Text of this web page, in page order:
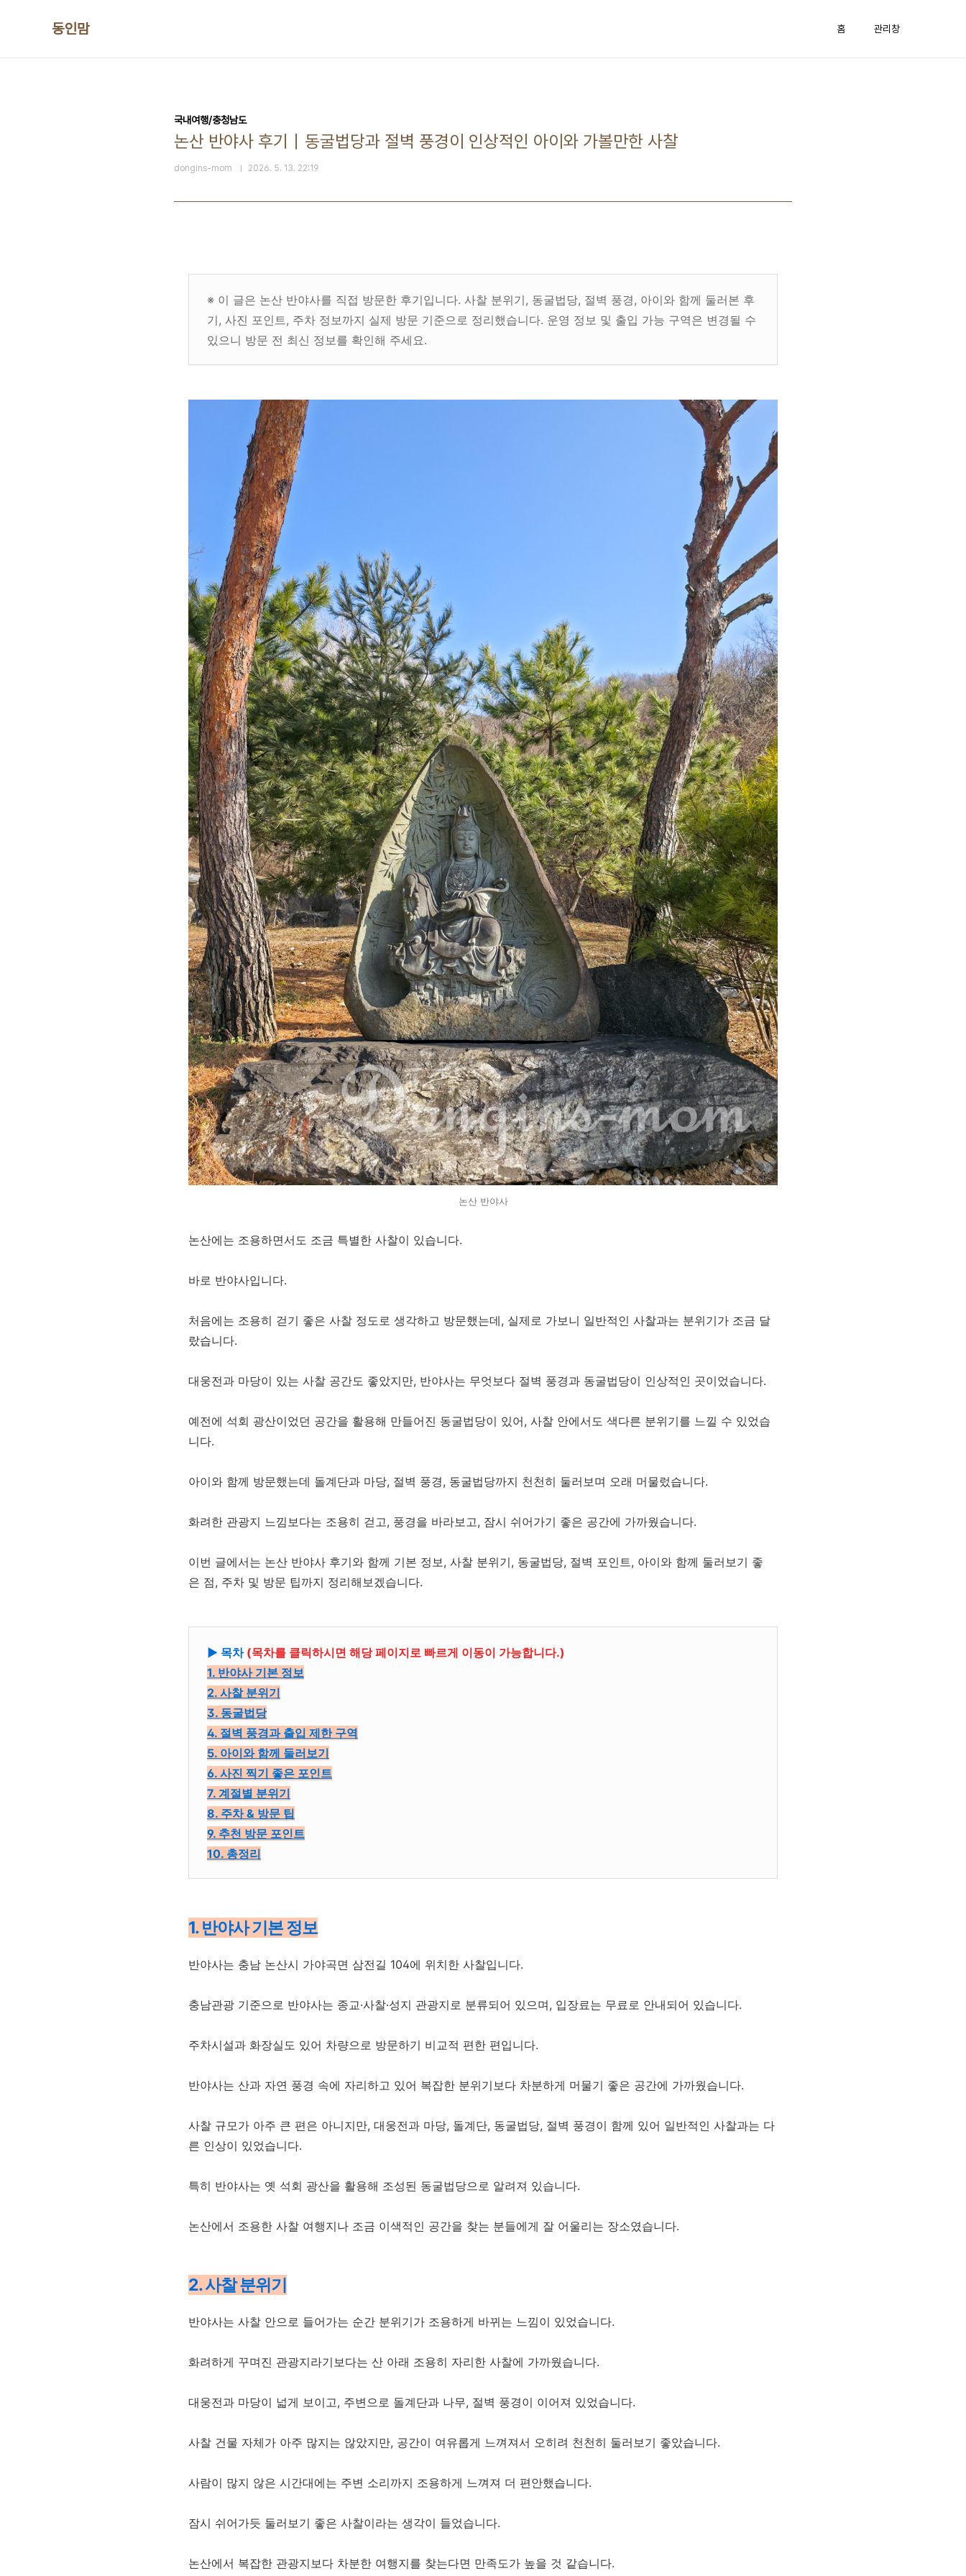
동인맘 홈 관리창
국내여행/충청남도
논산 반야사 후기｜동굴법당과 절벽 풍경이 인상적인 아이와 가볼만한 사찰
dongins-mom 2026. 5. 13. 22:19
※ 이 글은 논산 반야사를 직접 방문한 후기입니다. 사찰 분위기, 동굴법당, 절벽 풍경, 아이와 함께 둘러본 후
기, 사진 포인트, 주차 정보까지 실제 방문 기준으로 정리했습니다. 운영 정보 및 출입 가능 구역은 변경될 수
있으니 방문 전 최신 정보를 확인해 주세요.
논산 반야사
논산에는 조용하면서도 조금 특별한 사찰이 있습니다.
바로 반야사입니다.
처음에는 조용히 걷기 좋은 사찰 정도로 생각하고 방문했는데, 실제로 가보니 일반적인 사찰과는 분위기가 조금 달
랐습니다.
대웅전과 마당이 있는 사찰 공간도 좋았지만, 반야사는 무엇보다 절벽 풍경과 동굴법당이 인상적인 곳이었습니다.
예전에 석회 광산이었던 공간을 활용해 만들어진 동굴법당이 있어, 사찰 안에서도 색다른 분위기를 느낄 수 있었습
니다.
아이와 함께 방문했는데 돌계단과 마당, 절벽 풍경, 동굴법당까지 천천히 둘러보며 오래 머물렀습니다.
화려한 관광지 느낌보다는 조용히 걷고, 풍경을 바라보고, 잠시 쉬어가기 좋은 공간에 가까웠습니다.
이번 글에서는 논산 반야사 후기와 함께 기본 정보, 사찰 분위기, 동굴법당, 절벽 포인트, 아이와 함께 둘러보기 좋
은 점, 주차 및 방문 팁까지 정리해보겠습니다.
▶ 목차 (목차를 클릭하시면 해당 페이지로 빠르게 이동이 가능합니다.)
1. 반야사 기본 정보
2. 사찰 분위기
3. 동굴법당
4. 절벽 풍경과 출입 제한 구역
5. 아이와 함께 둘러보기
6. 사진 찍기 좋은 포인트
7. 계절별 분위기
8. 주차 & 방문 팁
9. 추천 방문 포인트
10. 총정리
1. 반야사 기본 정보
반야사는 충남 논산시 가야곡면 삼전길 104에 위치한 사찰입니다.
충남관광 기준으로 반야사는 종교·사찰·성지 관광지로 분류되어 있으며, 입장료는 무료로 안내되어 있습니다.
주차시설과 화장실도 있어 차량으로 방문하기 비교적 편한 편입니다.
반야사는 산과 자연 풍경 속에 자리하고 있어 복잡한 분위기보다 차분하게 머물기 좋은 공간에 가까웠습니다.
사찰 규모가 아주 큰 편은 아니지만, 대웅전과 마당, 돌계단, 동굴법당, 절벽 풍경이 함께 있어 일반적인 사찰과는 다
른 인상이 있었습니다.
특히 반야사는 옛 석회 광산을 활용해 조성된 동굴법당으로 알려져 있습니다.
논산에서 조용한 사찰 여행지나 조금 이색적인 공간을 찾는 분들에게 잘 어울리는 장소였습니다.
2. 사찰 분위기
반야사는 사찰 안으로 들어가는 순간 분위기가 조용하게 바뀌는 느낌이 있었습니다.
화려하게 꾸며진 관광지라기보다는 산 아래 조용히 자리한 사찰에 가까웠습니다.
대웅전과 마당이 넓게 보이고, 주변으로 돌계단과 나무, 절벽 풍경이 이어져 있었습니다.
사찰 건물 자체가 아주 많지는 않았지만, 공간이 여유롭게 느껴져서 오히려 천천히 둘러보기 좋았습니다.
사람이 많지 않은 시간대에는 주변 소리까지 조용하게 느껴져 더 편안했습니다.
잠시 쉬어가듯 둘러보기 좋은 사찰이라는 생각이 들었습니다.
논산에서 복잡한 관광지보다 차분한 여행지를 찾는다면 만족도가 높을 것 같습니다.